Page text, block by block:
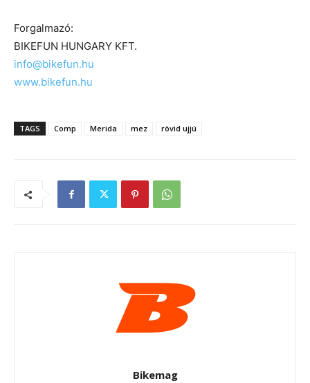
Forgalmazó:
BIKEFUN HUNGARY KFT.
info@bikefun.hu
www.bikefun.hu
TAGS Comp Merida mez rövid ujjú
Bikemag